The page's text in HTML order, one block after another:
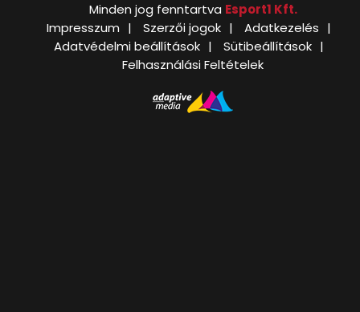
Minden jog fenntartva Esport1 Kft.
Impresszum
Szerzői jogok
Adatkezelés
Adatvédelmi beállítások
Sütibeállítások
Felhasználási Feltételek